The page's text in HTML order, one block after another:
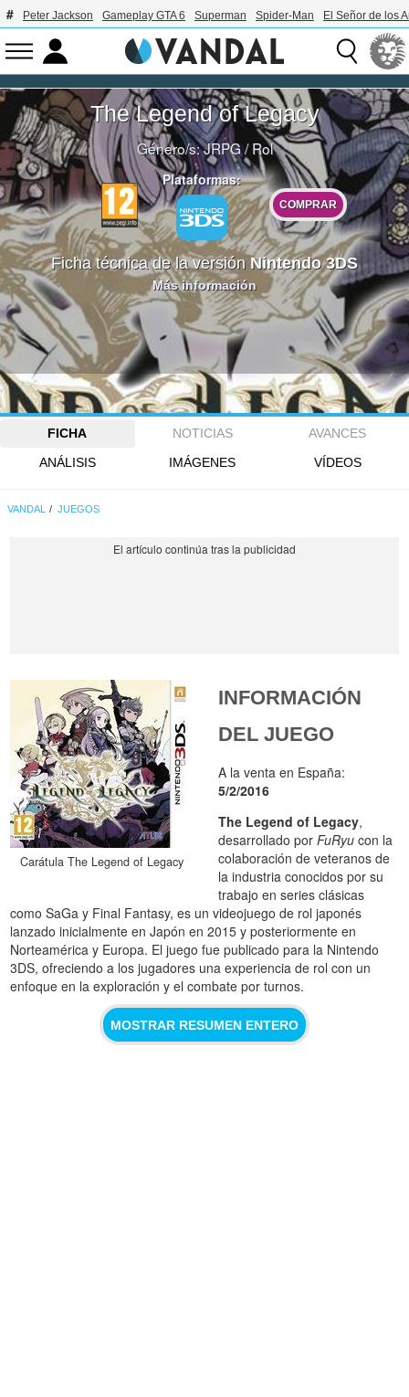
Peter Jackson Gameplay GTA 6 Superman Spider-Man El Señor de los
The Legend of Legacy
Género/s:JRPG/Rol
Plataformas:
COMPRAR
Ficha técnica de la versión Nintendo 3DS
Más información
FICHA NOTICIAS
AVANCES
ANÁLISIS
IMÁGENES VÍDEOS
VANDAL JUEGOS
Carátula The Legend of Legacy
INFORMACIÓN
DEL JUEGO
A la venta en España:
5/2/2016
The Legend of Legacy,
desarrollado porFuRyu con la
colaboración de veteranos de
la industria conocidos por su
trabajo en series clásicas
como SaGa y Final Fantasy, es un videojuego de rol japonés
lanzado inicialmente en Japón en 2015 y posteriormente en
Norteamérica y Europa. El juego fue publicado para la Nintendo
3DS, ofreciendo a los jugadores una experiencia de rol con un
enfoque en la exploración y el combate por turnos.
MOSTRAR RESUMEN ENTERO